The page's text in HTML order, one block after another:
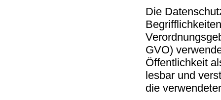
Die
GVO)
Öffentlichkeit
lesbar und
die